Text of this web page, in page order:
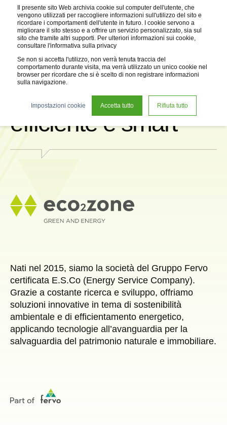
Il presente sito Web archivia cookie sul computer dell'utente, che
vengono utilizzati per raccogliere informazioni sull'utilizzo del sito e
ricordare i comportamenti dell'utente in futuro. I cookie servono a
migliorare il sito stesso e a offrire un servizio personalizzato, sia sul
sito che tramite altri supporti. Per ulteriori informazioni sui cookie,
consultare l'informativa sulla privacy
Se non si accetta l'utilizzo, non verrà tenuta traccia del
comportamento durante visita, ma verrà utilizzato un unico cookie nel
browser per ricordare che si è scelto di non registrare informazioni
sulla navigazione.
Impostazioni cookie Accetta tutto Rifiuta tutto
Una sostenibilità
efficiente e smart
Nati nel 2015, siamo la società del Gruppo Fervo
certificata E.S.Co (Energy Service Company).
Grazie a costante ricerca e sviluppo, offriamo
soluzioni innovative in tema di sostenibilità
ambientale e di efficientamento energetico,
applicando tecnologie all’avanguardia per la
salvaguardia del patrimonio naturale e immobiliare.